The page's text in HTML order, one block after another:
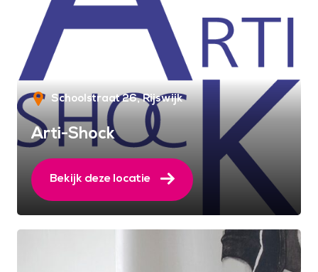
Schoolstraat 26 Rijswijk
Arti-Shock
Bekijk deze locatie